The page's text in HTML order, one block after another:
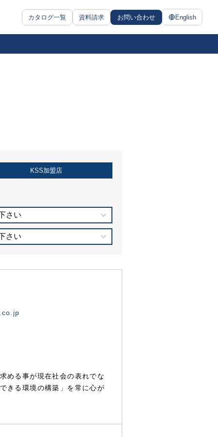
カタログ一覧 資料請求 お問い合わせ English
KSS加盟店
さい
さい
める事が現在社会の表れでな
きる環境の構築」を常に心が